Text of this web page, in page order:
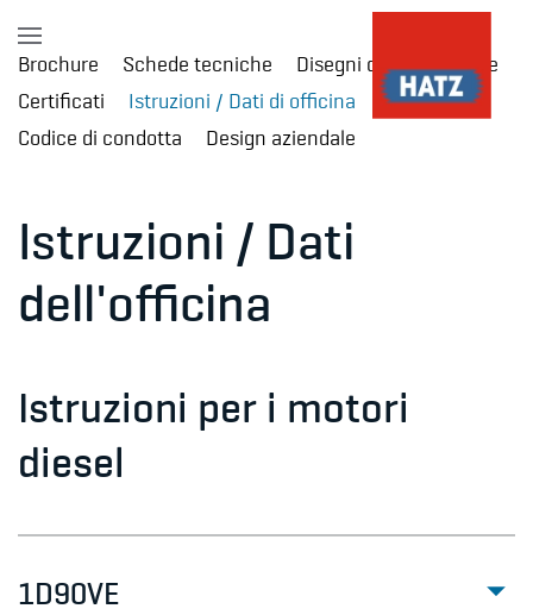
Skip to main content
Brochure Schede tecniche
Disegni di installazione
Certificati
Istruzioni / Dati di officina
Codice di condotta
Design aziendale
Istruzioni / Dati
dell'officina
Istruzioni per i motori
diesel
1D90VE